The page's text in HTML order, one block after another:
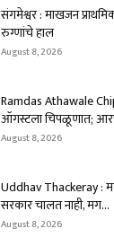
संगमेश्वर : माखजन
रुग्णांचे हाल
August 8, 2026
Ramdas Athawale
ऑगस्टला चिपळूणात;
August 8, 2026
Uddhav Thackeray :
सरकार चालत नाही, मग...
August 8, 2026